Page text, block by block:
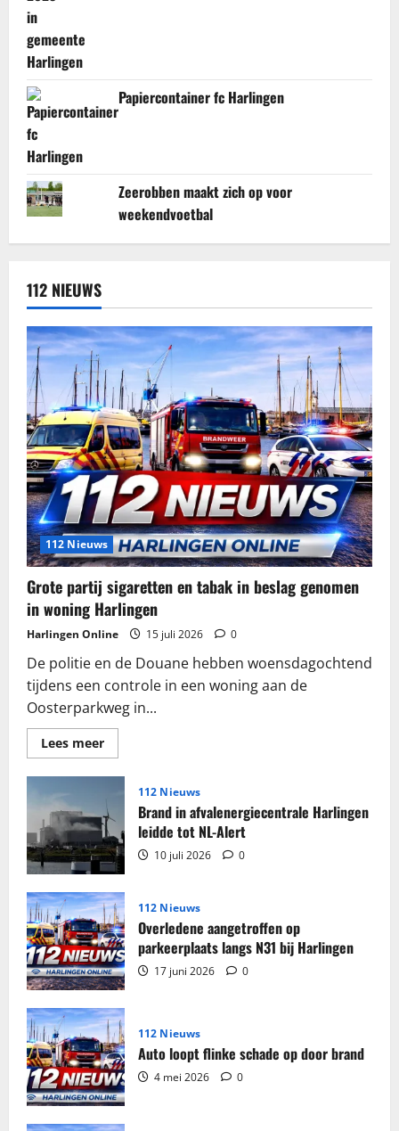
Papiercontainer fc Harlingen
Zeerobben maakt zich op voor
weekendvoetbal
112 NIEUWS
112 Nieuws
Grote partij sigaretten en tabak in beslag genomen
in woning Harlingen
Harlingen Online 15 juli 2026 0
De politie en de Douane hebben woensdagochtend
tijdens een controle in een woning aan de
Oosterparkweg in...
Lees meerLees
meer
Grote
sigaretten
en
tabak
in
beslag
genomen
in
woning
Harlingen
112 Nieuws
Brand in afvalenergiecentrale Harlingen
leidde tot NL-Alert
10 juli 2026 0
112 Nieuws
Overledene aangetroffen op
parkeerplaats langs N31 bij Harlingen
17 juni 2026 0
112 Nieuws
Auto loopt flinke schade op door brand
4 mei 2026 0